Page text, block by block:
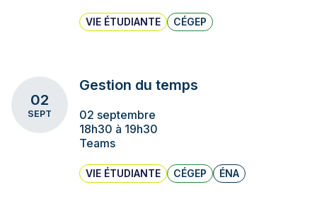
VIE ÉTUDIANTE CÉGEP
02
SEPT
Gestion du temps
02 septembre
18h30 à 19h30
Teams
VIE ÉTUDIANTE CÉGEP ÉNA